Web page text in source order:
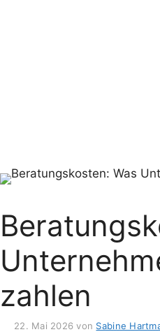
zahlen
22. Mai 2026 von Sabine